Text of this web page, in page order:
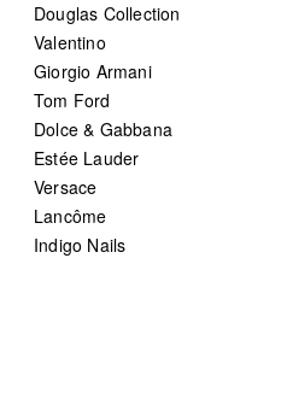
Douglas Collection
Valentino
Giorgio Armani
Tom Ford
Dolce & Gabbana
Estée Lauder
Versace
Lancôme
Indigo Nails